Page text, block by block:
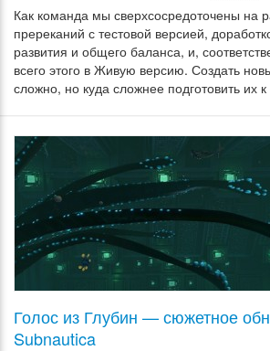
Как команда мы сверхсосредоточены на
пререканий с тестовой версией,
развития и общего баланса, и,
всего этого в Живую версию. Создать
сложно, но куда сложнее подготовить их к
Голос из Глубин — сюжетное
Subnautica